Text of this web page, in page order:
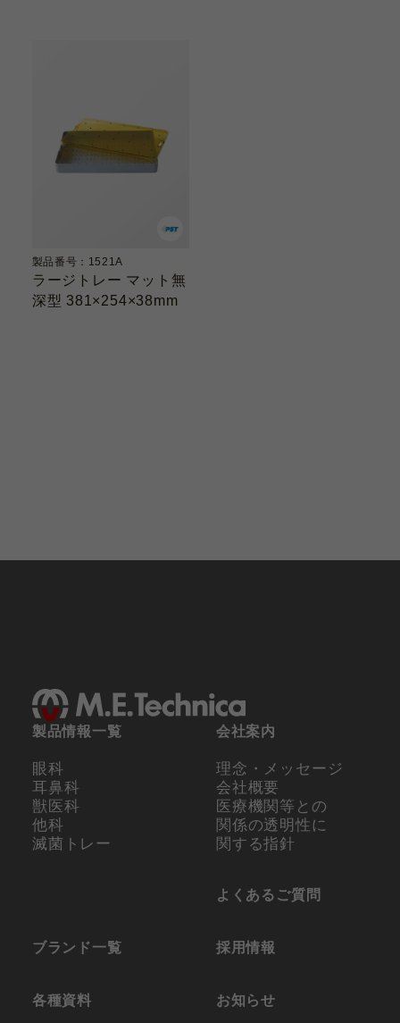
製品番号：1521A
ラージトレー マット無
深型 381×254×38mm
製品情報一覧
眼科
耳鼻科
獣医科
他科
滅菌トレー
ブランド一覧
各種資料
会社案内
理念・メッセージ
会社概要
医療機関等との
関係の透明性に
関する指針
よくあるご質問
採用情報
お知らせ